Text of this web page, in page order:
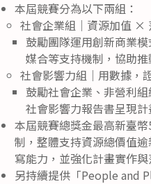
本屆競賽分為以下兩組：
社會企業組｜資源加值 ×
鼓勵團隊運用創新商業
媒合等支持機制，協助
社會影響力組｜用數據，
鼓勵社會企業、非營利
社會影響力報告書呈現
本屆競賽總獎金最高新臺
制，整體支持資源總價值
寫能力，並強化計畫實作與
另持續提供「People and